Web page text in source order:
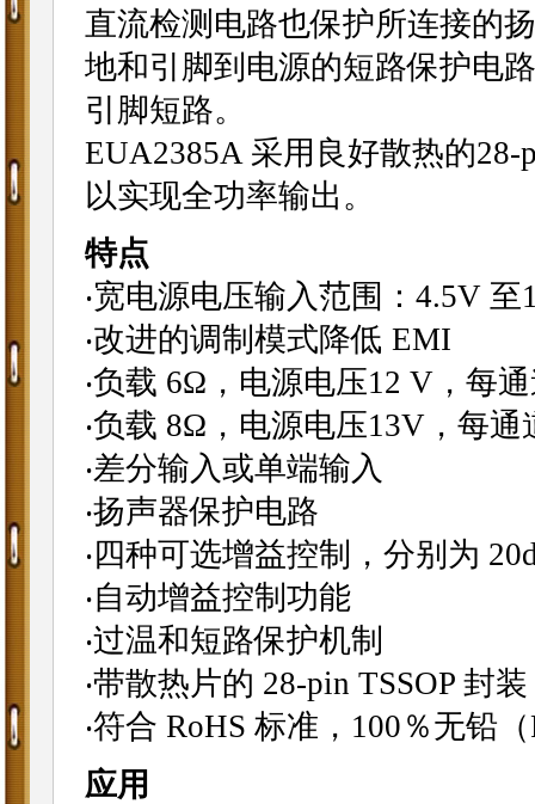
直流检测电路也保护所连接的
地和引脚到电源的短路保护电
引脚短路。
EUA2385A 采用良好散热的28-
以实现全功率输出。
特点
‧宽电源电压输入范围：4.5V 至
‧改进的调制模式降低 EMI
‧负载 6Ω，电源电压12 V，每
‧负载 8Ω，电源电压13V，每
‧差分输入或单端输入
‧扬声器保护电路
‧四种可选增益控制，分别为
‧自动增益控制功能
‧过温和短路保护机制
‧带散热片的 28-pin TSSOP 封装
‧符合 RoHS 标准，100％无铅
应用